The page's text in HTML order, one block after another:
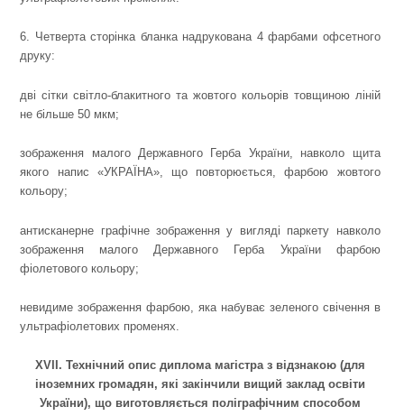
6. Четверта сторінка бланка надрукована 4 фарбами офсетного
друку:
дві сітки світло-блакитного та жовтого кольорів товщиною ліній
не більше 50 мкм;
зображення малого Державного Герба України, навколо щита
якого напис «УКРАЇНА», що повторюється, фарбою жовтого
кольору;
антисканерне графічне зображення у вигляді паркету навколо
зображення малого Державного Герба України фарбою
фіолетового кольору;
невидиме зображення фарбою, яка набуває зеленого свічення в
ультрафіолетових променях.
XVII. Технічний опис диплома магістра з відзнакою (для
іноземних громадян, які закінчили вищий заклад освіти
України), що виготовляється поліграфічним способом